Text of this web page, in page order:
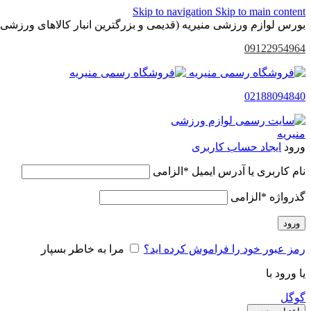
Skip to navigation Skip to main content
بورس لوازم ورزشی منیریه (قدیمی و بزرگترین انبار کالاهای ورزشی
09122954964
02188094840
ورود ایجاد حساب کاربری
نام کاربری یا آدرس ایمیل * الزامی
گذرواژه * الزامی
ورود
رمز عبور خود را فراموش کرده اید؟ مرا به خاطر بسپار
یا ورود با
گوگل